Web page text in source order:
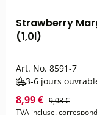
Strawberry
(1,0l)
Art. No. 8591-7
3-6 jours
8,99 € 9,08 €
TVA incluse,